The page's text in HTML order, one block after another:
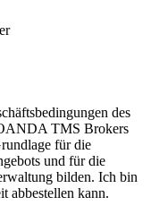
des
TMS Brokers
für die
und für die
bilden. Ich bin
abbestellen kann.